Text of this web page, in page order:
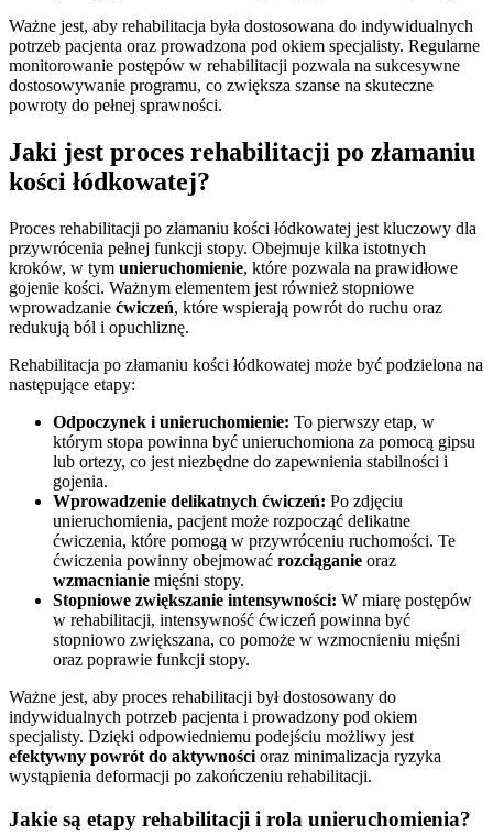
Ważne jest, aby rehabilitacja była dostosowana do indywidualnych
potrzeb pacjenta oraz prowadzona pod okiem specjalisty. Regularne
monitorowanie postępów w rehabilitacji pozwala na sukcesywne
dostosowywanie programu, co zwiększa szanse na skuteczne
powroty do pełnej sprawności.
Jaki jest proces rehabilitacji po złamaniu
kości łódkowatej?
Proces rehabilitacji po złamaniu kości łódkowatej jest kluczowy dla
przywrócenia pełnej funkcji stopy. Obejmuje kilka istotnych
kroków, w tym unieruchomienie, które pozwala na prawidłowe
gojenie kości. Ważnym elementem jest również stopniowe
wprowadzanie ćwiczeń, które wspierają powrót do ruchu oraz
redukują ból i opuchliznę.
Rehabilitacja po złamaniu kości łódkowatej może być podzielona na
następujące etapy:
Odpoczynek i unieruchomienie: To pierwszy etap, w
którym stopa powinna być unieruchomiona za pomocą gipsu
lub ortezy, co jest niezbędne do zapewnienia stabilności i
gojenia.
Wprowadzenie delikatnych ćwiczeń: Po zdjęciu
unieruchomienia, pacjent może rozpocząć delikatne
ćwiczenia, które pomogą w przywróceniu ruchomości. Te
ćwiczenia powinny obejmować rozciąganie oraz
wzmacnianie mięśni stopy.
Stopniowe zwiększanie intensywności: W miarę postępów
w rehabilitacji, intensywność ćwiczeń powinna być
stopniowo zwiększana, co pomoże w wzmocnieniu mięśni
oraz poprawie funkcji stopy.
Ważne jest, aby proces rehabilitacji był dostosowany do
indywidualnych potrzeb pacjenta i prowadzony pod okiem
specjalisty. Dzięki odpowiedniemu podejściu możliwy jest
efektywny powrót do aktywności oraz minimalizacja ryzyka
wystąpienia deformacji po zakończeniu rehabilitacji.
Jakie są etapy rehabilitacji i rola unieruchomienia?